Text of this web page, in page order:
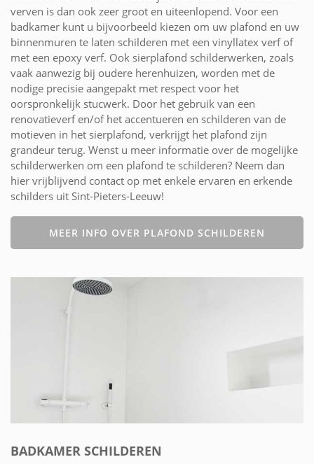
verven is dan ook zeer groot en uiteenlopend. Voor een
badkamer kunt u bijvoorbeeld kiezen om uw plafond en uw
binnenmuren te laten schilderen met een vinyllatex verf of
met een epoxy verf. Ook sierplafond schilderwerken, zoals
vaak aanwezig bij oudere herenhuizen, worden met de
nodige precisie aangepakt met respect voor het
oorspronkelijk stucwerk. Door het gebruik van een
renovatieverf en/of het accentueren en schilderen van de
motieven in het sierplafond, verkrijgt het plafond zijn
grandeur terug. Wenst u meer informatie over de mogelijke
schilderwerken om een plafond te schilderen? Neem dan
hier vrijblijvend contact op met enkele ervaren en erkende
schilders uit Sint-Pieters-Leeuw!
MEER INFO OVER PLAFOND SCHILDEREN
BADKAMER SCHILDEREN